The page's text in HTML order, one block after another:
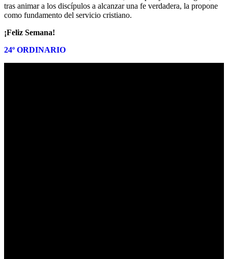
tras animar a los discípulos a alcanzar una fe verdadera, la propone
como fundamento del servicio cristiano.
¡Feliz Semana!
24º ORDINARIO